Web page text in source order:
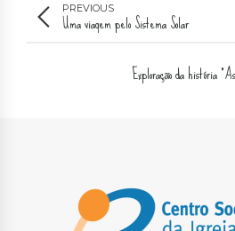
PREVIOUS
Uma viagem pelo Sistema Solar
Exploração da história